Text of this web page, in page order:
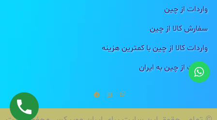
واردات از چین
سفارش کالا از چین
واردات کالا از چین با کمترین هزینه
واردات از چین به ایران